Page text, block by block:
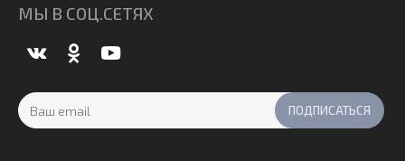
МЫ В СОЦ.СЕТЯХ